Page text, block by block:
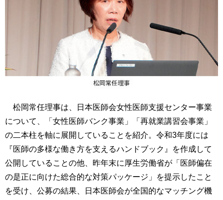
松岡常任理事は、日本医師会女性医師支援センター事業
について、「女性医師バンク事業」「再就業講習会事業」
の二本柱を軸に展開していることを紹介。令和3年度には
『医師の多様な働き方を支えるハンドブック』を作成して
公開していることの他、昨年末に厚生労働省が「医師偏在
の是正に向けた総合的な対策パッケージ」を提示したこと
を受け、公募の結果、日本医師会が全国的なマッチング機